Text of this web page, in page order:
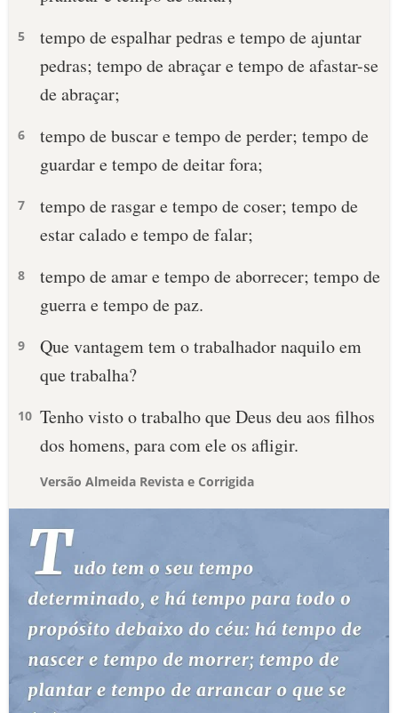
5
tempo de espalhar pedras e tempo de ajuntar
pedras; tempo de abraçar e tempo de afastar-se
de abraçar;
6
tempo de buscar e tempo de perder; tempo de
guardar e tempo de deitar fora;
7
tempo de rasgar e tempo de coser; tempo de
estar calado e tempo de falar;
8
tempo de amar e tempo de aborrecer; tempo de
guerra e tempo de paz.
9
Que vantagem tem o trabalhador naquilo em
que trabalha?
10 Tenho visto o trabalho que Deus deu aos filhos
dos homens, para com ele os afligir.
Versão Almeida Revista e Corrigida